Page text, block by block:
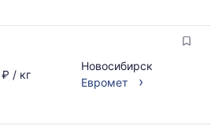
/ кг
Новосибирск
Евромет
›